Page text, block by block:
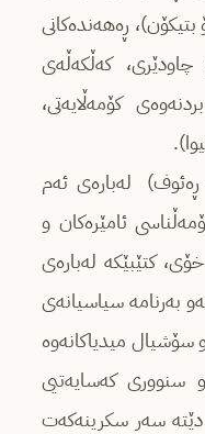
ڕەھەندەكانی
چاودێری، كەڵكەڵەی
كۆمەڵایەتی،
لەبارەی ئەم
ئامێرەكان و
كتێبێكە لەبارەی
بەرنامە سیاسیانەی
سۆشیال میدیاكانەوە
سنووری كەسایەتیی
دێتە سەر سكرینەكەت